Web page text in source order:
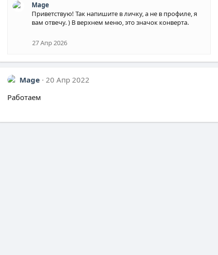
Mage
Приветствую! Так напишите в личку, а не в профиле, я
вам отвечу. ) В верхнем меню, это значок конверта.
27 Апр 2026
Mage 20 Апр 2022
Работаем